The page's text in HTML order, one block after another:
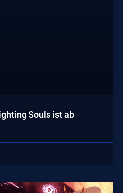
Souls ist ab